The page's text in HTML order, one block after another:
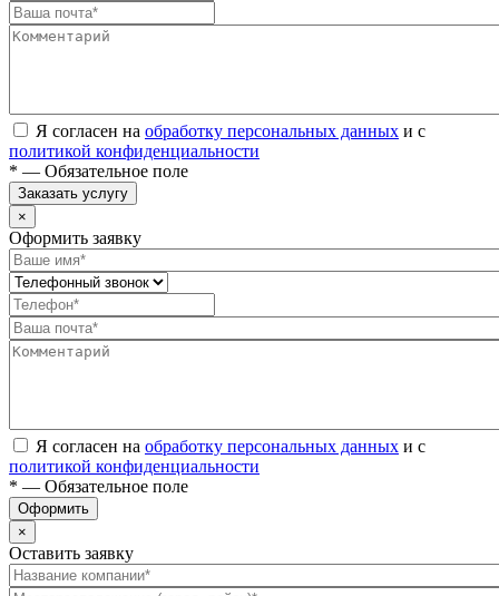
Я согласен на обработку персональных данных и с
политикой конфиденциальности
* — Обязательное поле
Заказать услугу
×
Оформить заявку
Я согласен на обработку персональных данных и с
политикой конфиденциальности
* — Обязательное поле
Оформить
×
Оставить заявку